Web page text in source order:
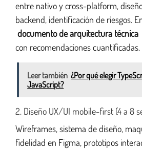
entre nativo y cross-platform,
backend, identificación de riesgos.
documento de arquitectura técnica
con recomendaciones cuantificadas.
Leer también ¿Por qué elegir
JavaScript?
2. Diseño UX/UI mobile-first (4 a 8
Wireframes, sistema de diseño,
fidelidad en Figma, prototipos